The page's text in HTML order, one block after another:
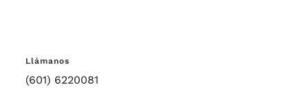
Llámanos
(601) 6220081